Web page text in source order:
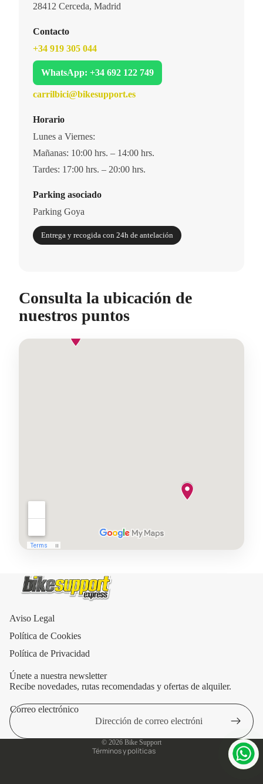
28412 Cerceda, Madrid
Contacto
+34 919 305 044
WhatsApp: +34 692 122 749
carrilbici@bikesupport.es
Horario
Lunes a Viernes:
Mañanas: 10:00 hrs. – 14:00 hrs.
Tardes: 17:00 hrs. – 20:00 hrs.
Parking asociado
Parking Goya
Entrega y recogida con 24h de antelación
Consulta la ubicación de
nuestros puntos
Aviso Legal
Política de Cookies
Política de Privacidad
Únete a nuestra newsletter
Recibe novedades, rutas recomendadas y ofertas de alquiler.
Correo electrónico
© 2026 Bike Support
Términos y políticas
Política de privacidad